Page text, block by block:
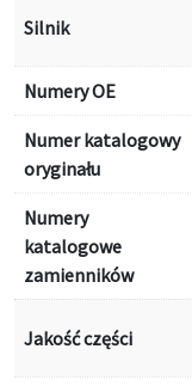
Silnik
Numery OE
Numer katalogowy
oryginału
Numery
katalogowe
zamienników
Jakość części